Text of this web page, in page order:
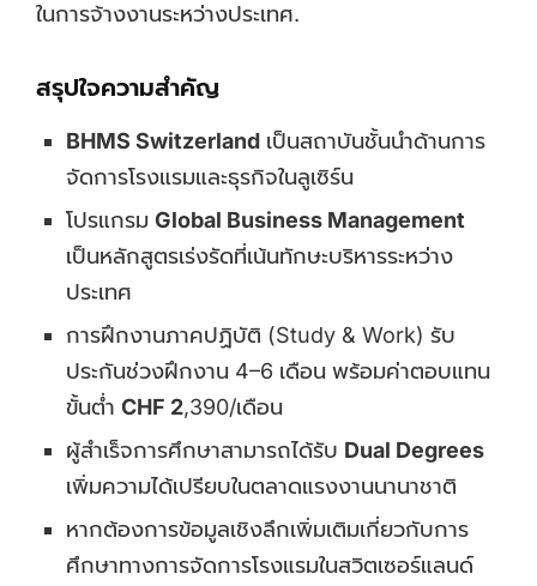
ในการจ้างงานระหว่างประเทศ.
สรุปใจความสำคัญ
BHMS Switzerland เป็นสถาบันชั้นนำด้านการ
จัดการโรงแรมและธุรกิจในลูเซิร์น
โปรแกรม Global Business Management
เป็นหลักสูตรเร่งรัดที่เน้นทักษะบริหารระหว่าง
ประเทศ
การฝึกงานภาคปฏิบัติ (Study & Work) รับ
ประกันช่วงฝึกงาน 4–6 เดือน พร้อมค่าตอบแทน
ขั้นต่ำ CHF 2,390/เดือน
ผู้สำเร็จการศึกษาสามารถได้รับ Dual Degrees
เพิ่มความได้เปรียบในตลาดแรงงานนานาชาติ
หากต้องการข้อมูลเชิงลึกเพิ่มเติมเกี่ยวกับการ
ศึกษาทางการจัดการโรงแรมในสวิตเซอร์แลนด์